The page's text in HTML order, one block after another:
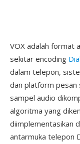
VOX adalah format
sekitar encoding
dalam telepon,
dan platform pesan
sampel audio
algoritma yang
diimplementasikan
antarmuka telepon